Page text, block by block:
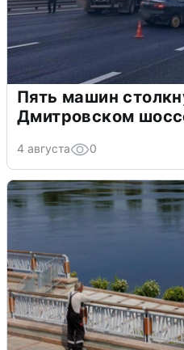
Пять машин
Дмитровском
4 августа 0